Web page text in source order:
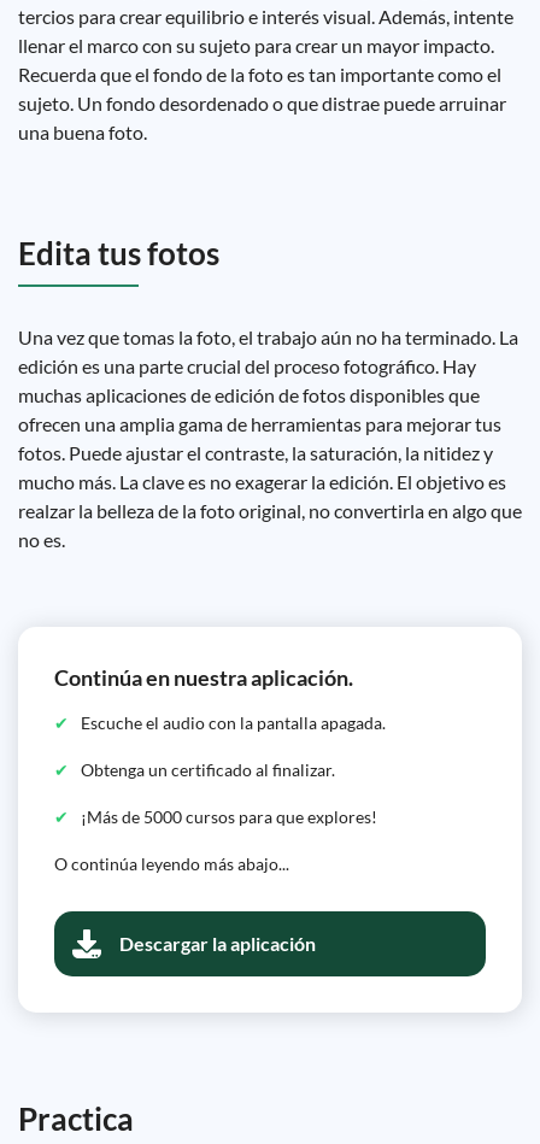
tercios para crear equilibrio e interés visual. Además, intente
llenar el marco con su sujeto para crear un mayor impacto.
Recuerda que el fondo de la foto es tan importante como el
sujeto. Un fondo desordenado o que distrae puede arruinar
una buena foto.
Edita tus fotos
Una vez que tomas la foto, el trabajo aún no ha terminado. La
edición es una parte crucial del proceso fotográfico. Hay
muchas aplicaciones de edición de fotos disponibles que
ofrecen una amplia gama de herramientas para mejorar tus
fotos. Puede ajustar el contraste, la saturación, la nitidez y
mucho más. La clave es no exagerar la edición. El objetivo es
realzar la belleza de la foto original, no convertirla en algo que
no es.
Continúa en nuestra aplicación.
Escuche el audio con la pantalla apagada.
Obtenga un certificado al finalizar.
¡Más de 5000 cursos para que explores!
O continúa leyendo más abajo...
Descargar la aplicación
Practica